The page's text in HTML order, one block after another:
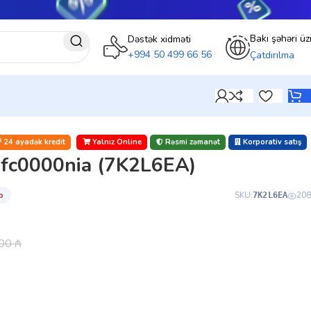
Dəstək xidməti
+994 50 499 66 56
Bakı şəhəri
Çatdırılma
24 ayadək kredit Yalnız Online Rəsmi zəmanət Korporativ satış
(7K2L6EA)
SKU:7K2L6EA 208
₼